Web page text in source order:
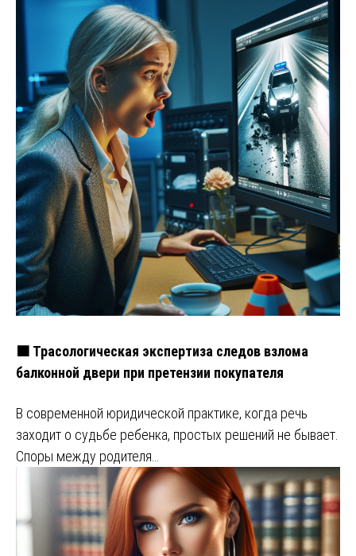
🟧 Трасологическая экспертиза следов взлома
балконной двери при претензии покупателя
В современной юридической практике, когда речь
заходит о судьбе ребенка, простых решений не бывает.
Споры между родителя…